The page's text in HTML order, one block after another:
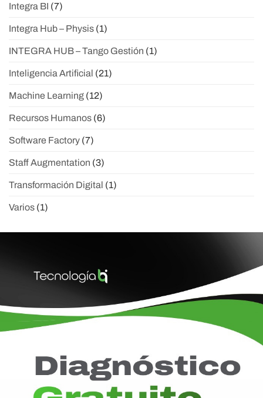
Integra BI (7)
Integra Hub – Physis (1)
INTEGRA HUB – Tango Gestión (1)
Inteligencia Artificial (21)
Machine Learning (12)
Recursos Humanos (6)
Software Factory (7)
Staff Augmentation (3)
Transformación Digital (1)
Varios (1)